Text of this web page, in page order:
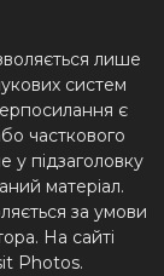
лише
систем
є
часткового
у підзаголовку
матеріал.
за умови
На сайті
Photos.